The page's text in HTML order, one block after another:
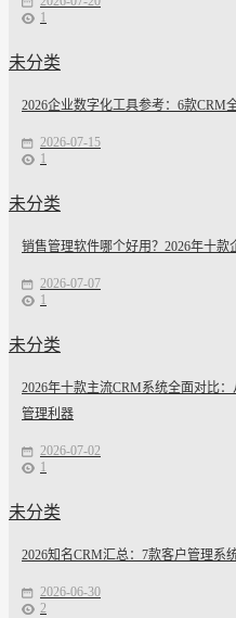
1
未分类
2026企业数字化工具参考：6款CRM
2026-07-15
1
未分类
销售管理软件哪个好用？2026年十
2026-07-07
1
未分类
2026年十款主流CRM系统全面对比
管理利器
2026-07-02
1
未分类
2026知名CRM汇总：7款客户管理系
2026-06-30
2